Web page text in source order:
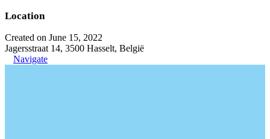
Location
Created on June 15, 2022
Jagersstraat 14, 3500 Hasselt, België
Navigate